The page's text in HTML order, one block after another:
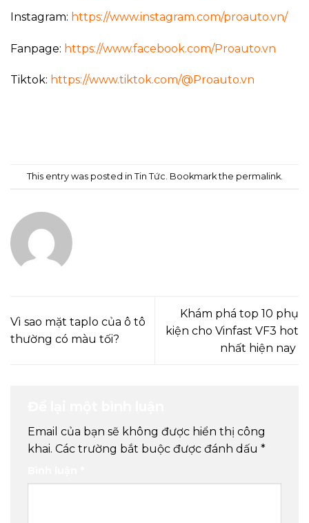
Instagram: https://www.instagram.com/proauto.vn/
Fanpage: https://www.facebook.com/Proauto.vn
Tiktok: https://www.tiktok.com/@Proauto.vn
This entry was posted in Tin Tức . Bookmark the permalink.
Vì sao mặt taplo của ô tô
thường có màu tối?
Khám phá top 10 phụ
kiện cho Vinfast VF3 hot
nhất hiện nay
Email của bạn sẽ không được hiển thị công
khai. Các trường bắt buộc được đánh dấu *